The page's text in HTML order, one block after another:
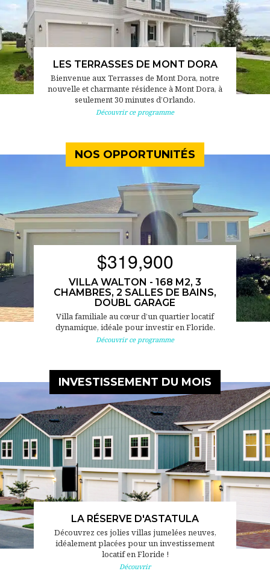
LES TERRASSES DE MONT DORA
Bienvenue aux Terrasses de Mont Dora, notre
nouvelle et charmante résidence à Mont Dora, à
seulement 30 minutes d’Orlando.
Découvrir ce programme
NOS OPPORTUNITÉS
$319,900
VILLA WALTON - 168 M2, 3
CHAMBRES, 2 SALLES DE BAINS,
DOUBL GARAGE
Villa familiale au cœur d’un quartier locatif
dynamique, idéale pour investir en Floride.
Découvrir ce programme
INVESTISSEMENT DU MOIS
LA RÉSERVE D'ASTATULA
Découvrez ces jolies villas jumelées neuves,
idéalement placées pour un investissement
locatif en Floride !
Découvrir